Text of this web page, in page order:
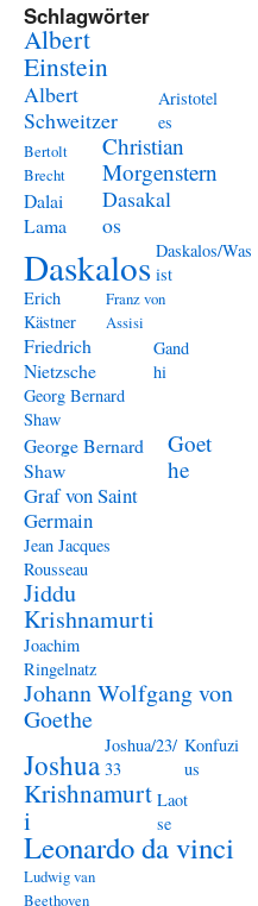
Schlagwörter
Albert
Einstein
Albert
Schweitzer
Aristotel
es
Bertolt
Brecht
Christian
Morgenstern
Dalai
Lama
Dasakal
os
Daskalos Daskalos/Was
ist
Erich
Kästner
Franz von
Assisi
Friedrich
Nietzsche
Gand
hi
Georg Bernard
Shaw
George Bernard
Shaw
Goet
he
Graf von Saint
Germain
Jean Jacques
Rousseau
Jiddu
Krishnamurti
Joachim
Ringelnatz
Johann Wolfgang von
Goethe
Joshua
Joshua/23/
33
Konfuzi
us
Krishnamurt
i
Laot
se
Leonardo da vinci
Ludwig van
Beethoven